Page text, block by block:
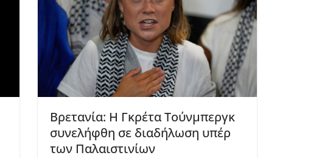
Βρετανία: Η Γκρέτα Τούνμπεργκ
συνελήφθη σε διαδήλωση υπέρ
των Παλαιστινίων